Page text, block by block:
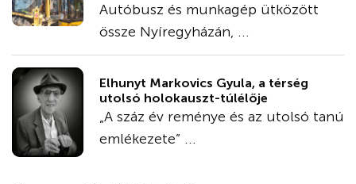
Autóbusz és munkagép ütközött
össze Nyíregyházán, ...
Elhunyt Markovics Gyula, a térség
utolsó holokauszt-túlélője
„A száz év reménye és az utolsó tanú
emlékezete” ...